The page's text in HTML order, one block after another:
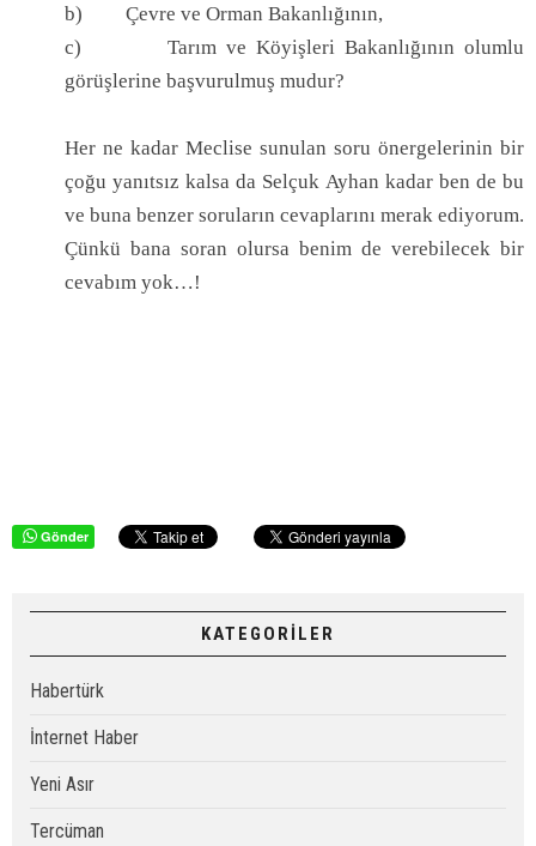
b)
Çevre ve Orman Bakanlığının,
c)
Tarım ve Köyişleri Bakanlığının olumlu
görüşlerine başvurulmuş mudur?
Her ne kadar Meclise sunulan soru önergelerinin bir
çoğu yanıtsız kalsa da Selçuk Ayhan kadar ben de bu
ve buna benzer soruların cevaplarını merak ediyorum.
Çünkü bana soran olursa benim de verebilecek bir
cevabım yok…!
Gönder
KATEGORİLER
Habertürk
İnternet Haber
Yeni Asır
Tercüman